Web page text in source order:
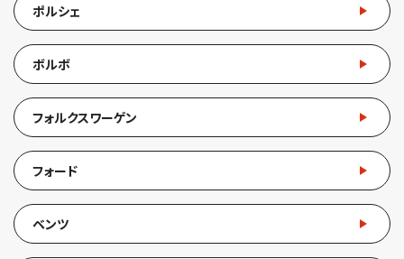
ポルシェ
ボルボ
フォルクスワーゲン
フォード
ベンツ